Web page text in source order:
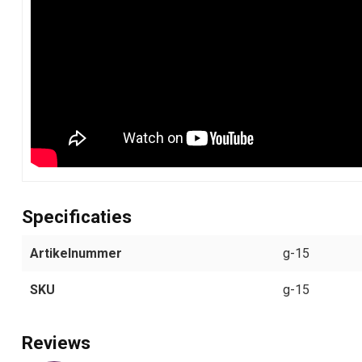
Specificaties
Artikelnummer g-15
SKU g-15
Reviews